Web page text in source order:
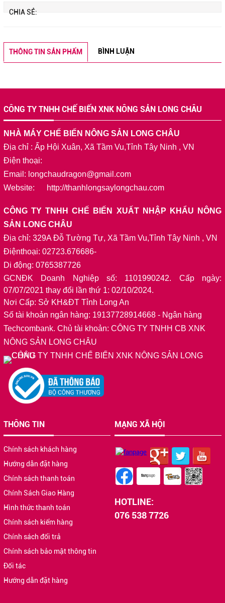
CHIA SẺ:
THÔNG TIN SẢN PHẨM BÌNH LUẬN
CÔNG TY TNHH CHẾ BIẾN XNK NÔNG SẢN LONG CHÂU
NHÀ MÁY CHẾ BIẾN NÔNG SẢN LONG CHÂU
Địa chỉ : Ấp Hội Xuân, Xã Tầm Vu,Tỉnh Tây Ninh , VN
Điện thoại:
Email: longchaudragon@gmail.com
Website: http://thanhlongsaylongchau.com
CÔNG TY TNHH CHẾ BIẾN XUẤT NHẬP KHẨU NÔNG
SẢN LONG CHÂU
Địa chỉ: 329A Đỗ Tường Tự, Xã Tầm Vu,Tỉnh Tây Ninh , VN
Điệnthoại: 02723.676686-
Di động: 0765387726
GCNĐK Doanh Nghiệp số: 1101990242. Cấp ngày:
07/07/2021 thay đổi lần thứ 1: 02/10/2024.
Nơi Cấp: Sở KH&ĐT Tỉnh Long An
Số tài khoản ngân hàng: 19137728914668- Ngân hàng
Techcombank. Chủ tài khoản: CÔNG TY TNHH CB XNK
NÔNG SẢN LONG CHÂU
THÔNG TIN
Chính sách khách hàng
Hướng dẫn đặt hàng
Chính sách thanh toán
Chính Sách Giao Hàng
Hình thức thanh toán
Chính sách kiểm hàng
Chính sách đổi trả
Chính sách bảo mật thông tin
Đối tác
Hướng dẫn đặt hàng
MẠNG XÃ HỘI
HOTLINE:
076 538 7726